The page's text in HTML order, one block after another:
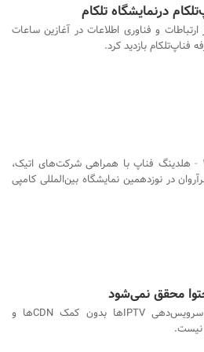
درنمایشگاه تلکام
ارتباطات و فناوری اطلاعات در آغازین ساعات
فناپ‌تلکام بازدید کرد.
هلدینگ فناپ با همراهی شرکت‌های اتیک،
در نوزدهمین نمایشگاه بین‌المللی کامپی
سرویس‌دهی IPTVها بدون کمک CDNها و
نیست.